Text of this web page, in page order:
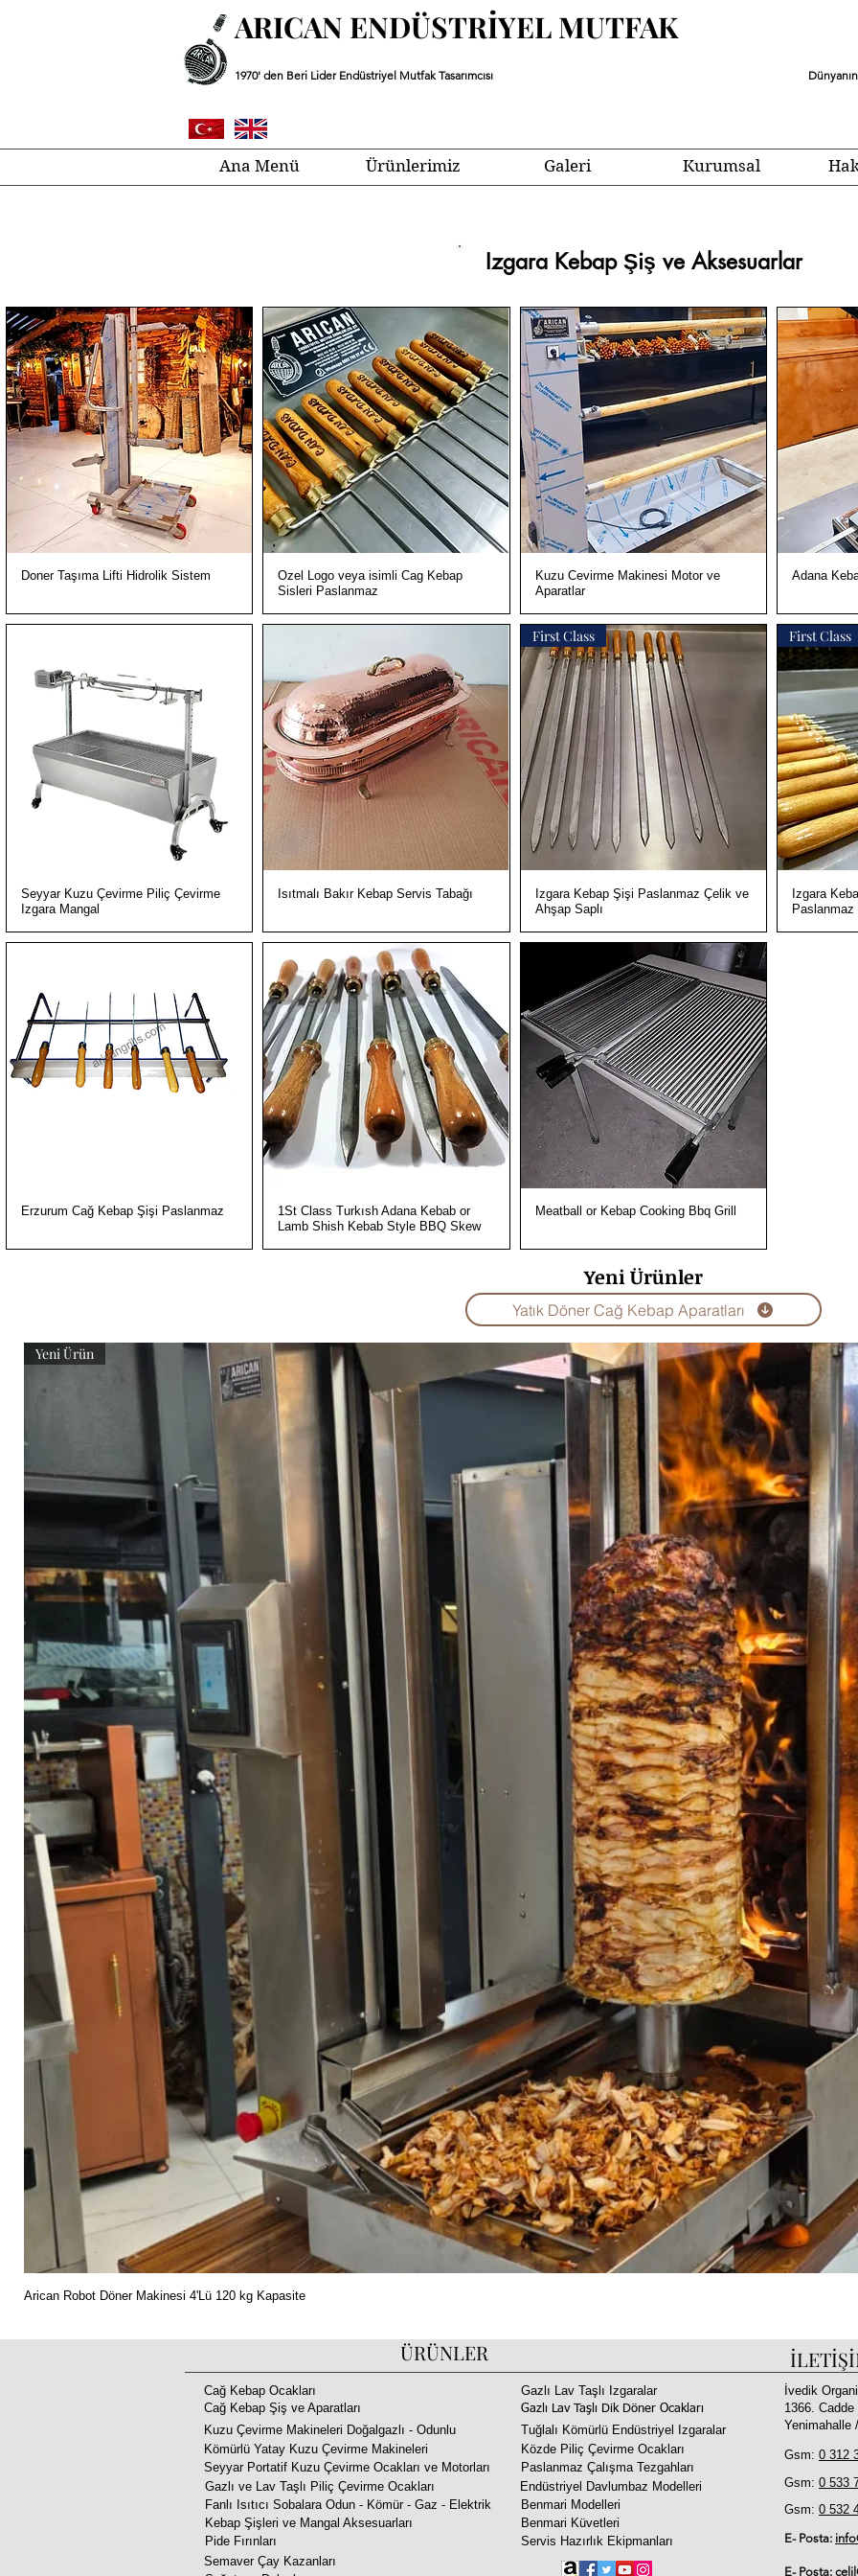
ARICAN ENDÜSTRİYEL MUTFAK
1970' den Beri Lider Endüstriyel Mutfak Tasarımcısı
Ana Menü Ürünlerimiz Galeri Kurumsal
Izgara Kebap Şiş ve Aksesuarlar
Hızlı Bakış
Doner Taşıma Lifti Hidrolik Sistem Hızlı Bakış
Ozel Logo veya isimli Cag Kebap
Sisleri Paslanmaz
Hızlı Bakış
Kuzu Cevirme Makinesi Motor ve
Aparatlar
Adana
Hızlı Bakış
Seyyar Kuzu Çevirme Piliç Çevirme
Izgara Mangal
Hızlı Bakış
Isıtmalı Bakır Kebap Servis Tabağı Hızlı Bakış
First Class
Izgara Kebap Şişi Paslanmaz Çelik ve
Ahşap Saplı
First Class
Izgara
Hızlı Bakış
Erzurum Cağ Kebap Şişi Paslanmaz Hızlı Bakış
1St Class Turkısh Adana Kebab or
Lamb Shish Kebab Style BBQ Skew
Hızlı Bakış
Meatball or Kebap Cooking Bbq Grill
Yeni Ürünler
Yatık Döner Cağ Kebap Aparatları
Yeni Ürün
Arican Robot Döner Makinesi 4'Lü 120 kg Kapasite
ÜRÜNLER
Cağ Kebap Ocakları
Gazlı Lav Taşlı Izgaralar
Cağ Kebap Şiş ve Aparatları
Gazlı Lav Taşlı Dik Döner Ocakları
Tuğlalı Kömürlü Endüstriyel Izgaralar
Kuzu Çevirme Makineleri Doğalgazlı - Odunlu
İvedik
1366.
Yenimahalle
Kömürlü Yatay Kuzu Çevirme Makineleri
Közde Piliç Çevirme Ocakları
Seyyar Portatif Kuzu Çevirme Ocakları ve Motorları
Paslanmaz Çalışma Tezgahları
Gazlı ve Lav Taşlı Piliç Çevirme Ocakları
Endüstriyel Davlumbaz Modelleri
Fanlı Isıtıcı Sobalara Odun - Kömür - Gaz - Elektrik
Benmari Modelleri
Kebap Şişleri ve Mangal Aksesuarları
Benmari Küvetleri
Gsm: 0 533
Pide Fırınları Servis Hazırlık Ekipmanları E- Posta:
Gsm: 0 532
Gsm: 0 312
Semaver Çay Kazanları
E- Posta: